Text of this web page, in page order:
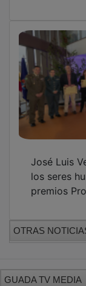
José Luis
los seres
premios
OTRAS
GUADA TV MEDIA